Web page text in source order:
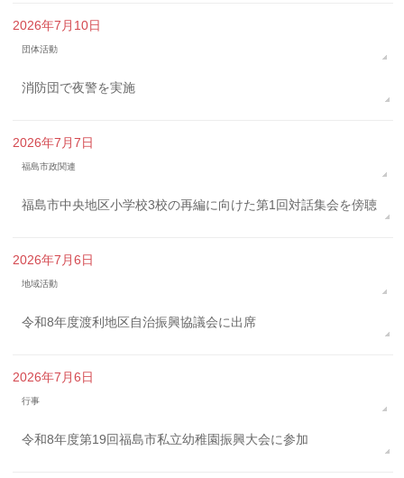
2026年7月10日
団体活動
消防団で夜警を実施
2026年7月7日
福島市政関連
福島市中央地区小学校3校の再編に向けた第1回対話集会を傍聴
2026年7月6日
地域活動
令和8年度渡利地区自治振興協議会に出席
2026年7月6日
行事
令和8年度第19回福島市私立幼稚園振興大会に参加